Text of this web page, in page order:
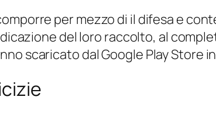
per mezzo di il difesa e
del loro raccolto, al
scaricato dal Google Play Store